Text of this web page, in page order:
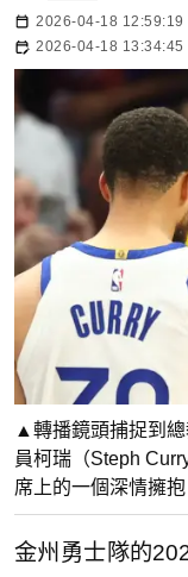
2026-04-18 12:59:19
2026-04-18 13:34:45
▲轉播鏡頭捕捉到
員柯瑞（Steph
席上的一個深情擁
金州勇士隊的